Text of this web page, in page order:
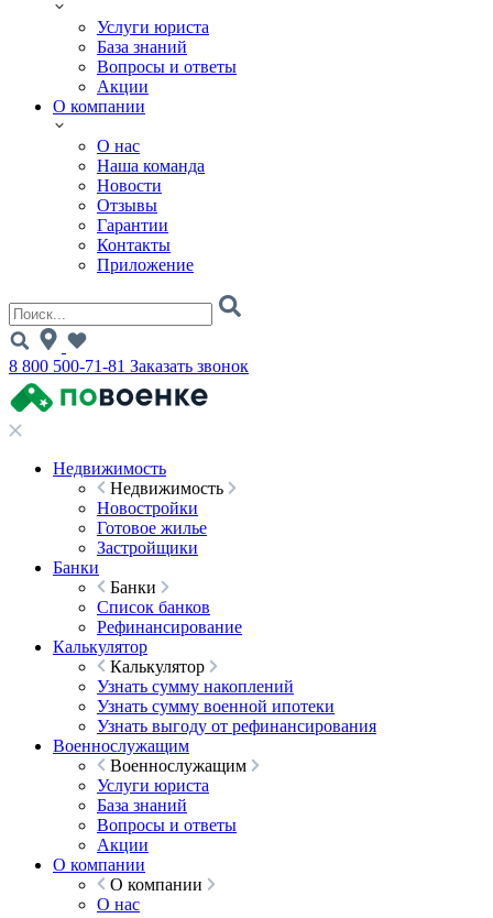
Услуги юриста
База знаний
Вопросы и ответы
Акции
О компании
О нас
Наша команда
Новости
Отзывы
Гарантии
Контакты
Приложение
8 800 500-71-81 Заказать звонок
Недвижимость
Недвижимость
Новостройки
Готовое жилье
Застройщики
Банки
Банки
Список банков
Рефинансирование
Калькулятор
Калькулятор
Узнать сумму накоплений
Узнать сумму военной ипотеки
Узнать выгоду от рефинансирования
Военнослужащим
Военнослужащим
Услуги юриста
База знаний
Вопросы и ответы
Акции
О компании
О компании
О нас